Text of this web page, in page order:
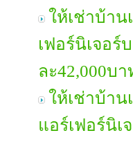
ให้เช่าบ้าน
เฟอร์นิเจอร์
ละ42,000บา
ให้เช่าบ้าน
แอร์เฟอร์นิ